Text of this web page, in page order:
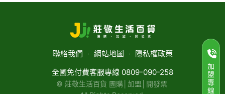
聯絡我們 ‧ 網站地圖 ‧ 隱私權政策
全國免付費客服專線 0809-090-258
© 莊敬生活百貨 團購│加盟│開發票
加
盟
專
線